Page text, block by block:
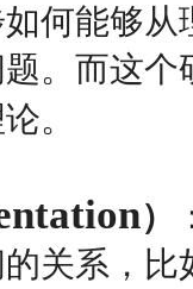
何能够
。而这个
。
）
关系，